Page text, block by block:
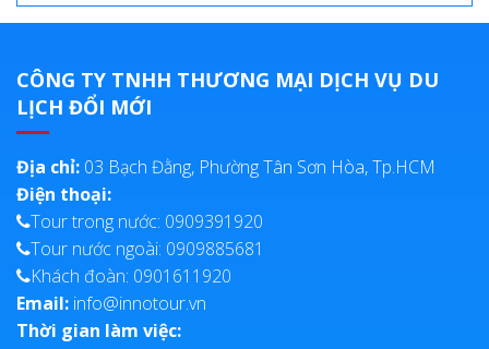
CÔNG TY TNHH THƯƠNG MẠI DỊCH VỤ DU
LỊCH ĐỔI MỚI
Địa chỉ: 03 Bạch Đằng, Phường Tân Sơn Hòa, Tp.HCM
Điện thoại:
Tour trong nước: 0909391920
Tour nước ngoài: 0909885681
Khách đoàn: 0901611920
Email: info@innotour.vn
Thời gian làm việc: